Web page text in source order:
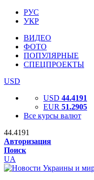
РУС
УКР
ВИДЕО
ФОТО
ПОПУЛЯРНЫЕ
СПЕЦПРОЕКТЫ
USD
USD 44.4191
EUR 51.2905
Все курсы валют
44.4191
Авторизация
Поиск
UA